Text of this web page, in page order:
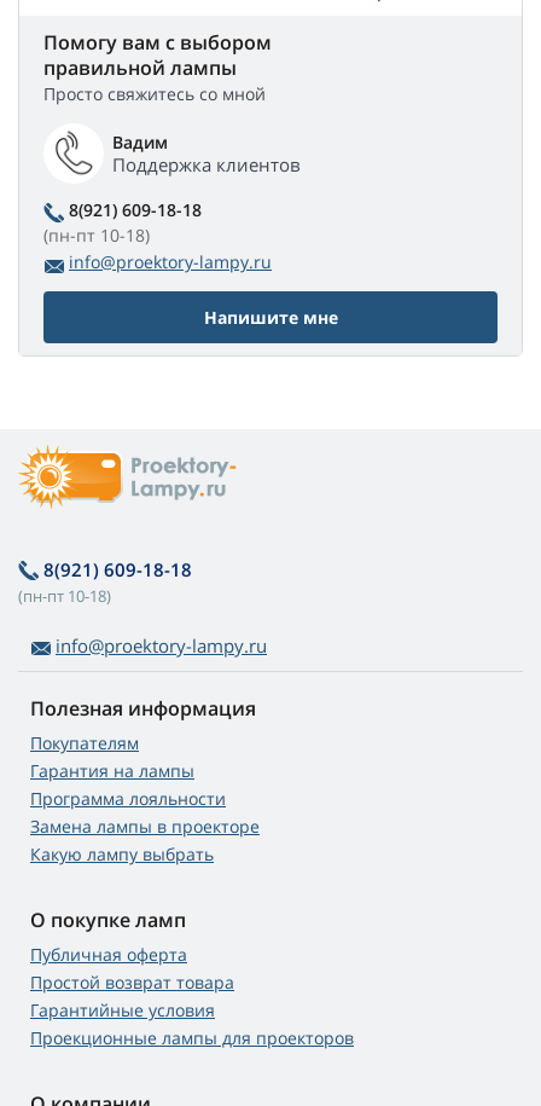
Помогу вам с выбором
правильной лампы
Просто свяжитесь со мной
Вадим
Поддержка клиентов
8(921) 609-18-18
(пн-пт 10-18)
info@proektory-lampy.ru
Напишите мне
8(921) 609-18-18
(пн-пт 10-18)
info@proektory-lampy.ru
Полезная информация
Покупателям
Гарантия на лампы
Программа лояльности
Замена лампы в проекторе
Какую лампу выбрать
О покупке ламп
Публичная оферта
Простой возврат товара
Гарантийные условия
Проекционные лампы для проекторов